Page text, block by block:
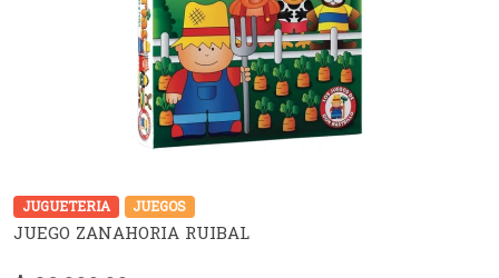
JUGUETERIA JUEGOS
JUEGO ZANAHORIA RUIBAL